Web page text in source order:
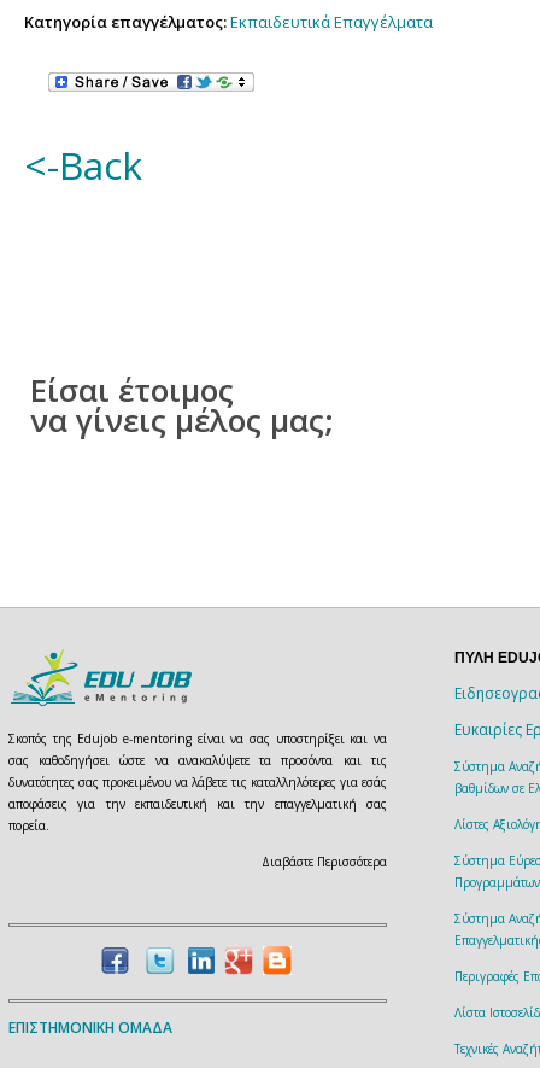
Κατηγορία επαγγέλματος:Εκπαιδευτικά Επαγγέλματα
<-Back
Είσαι έτοιμος
να γίνεις μέλος μας;
Σκοπός της Edujob e-mentoring είναι να σας υποστηρίξει και να
σας καθοδηγήσει ώστε να ανακαλύψετε τα προσόντα και τις
δυνατότητες σας προκειμένου να λάβετε τις καταλληλότερες για εσάς
αποφάσεις για την εκπαιδευτική και την επαγγελματική σας
πορεία.
Διαβάστε Περισσότερα
ΕΠΙΣΤΗΜΟΝΙΚΗ ΟΜΑΔΑ
ΠΥΛΗ
Ευκαιρίες
Σύστημα
βαθμίδων σε
Λίστες
Σύστημα
Σύστημα
Περιγραφές
Λίστα
Τεχνικές